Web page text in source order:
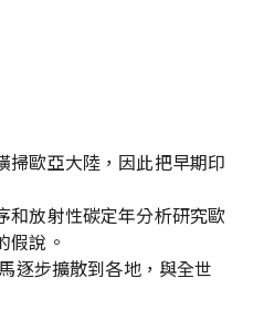
掃歐亞大陸，因此把早期印
和放射性碳定年分析研究歐
假說。
逐步擴散到各地，與全世